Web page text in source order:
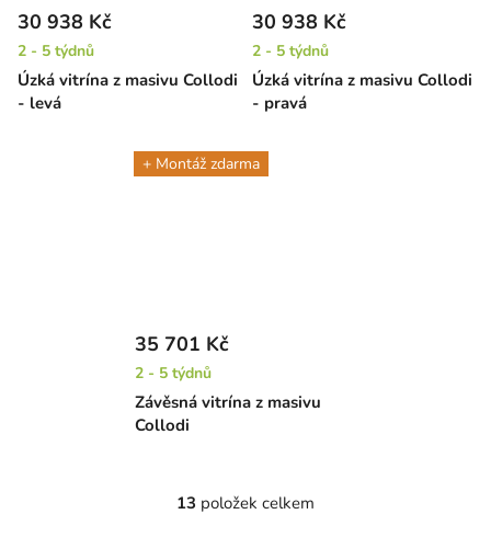
Úzká vitrína z masivu Collodi
- levá
30 938 Kč
2 - 5 týdnů
Úzká vitrína z masivu Collodi
- pravá
30 938 Kč
2 - 5 týdnů
+ Montáž zdarma
Závěsná vitrína z masivu
Collodi
35 701 Kč
2 - 5 týdnů
O
13 položek celkem